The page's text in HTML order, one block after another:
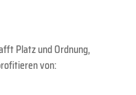
Platz und Ordnung,
von: